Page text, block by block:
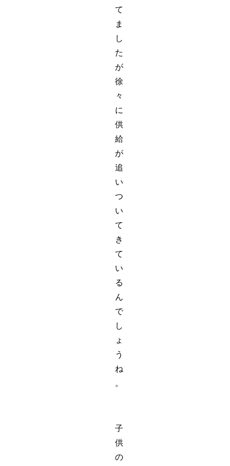
て
ま
し
た
が
徐
々
に
供
給
が
追
い
つ
い
て
き
て
い
る
ん
で
し
ょ
う
ね
。
子
供
の